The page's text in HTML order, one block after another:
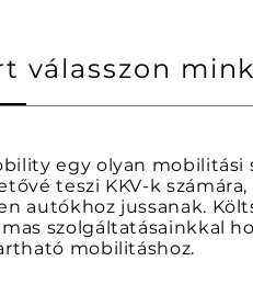
válasszon
egy olyan mobilitási
teszi KKV-k
autókhoz jussanak.
szolgáltatásainkkal
mobilitáshoz.